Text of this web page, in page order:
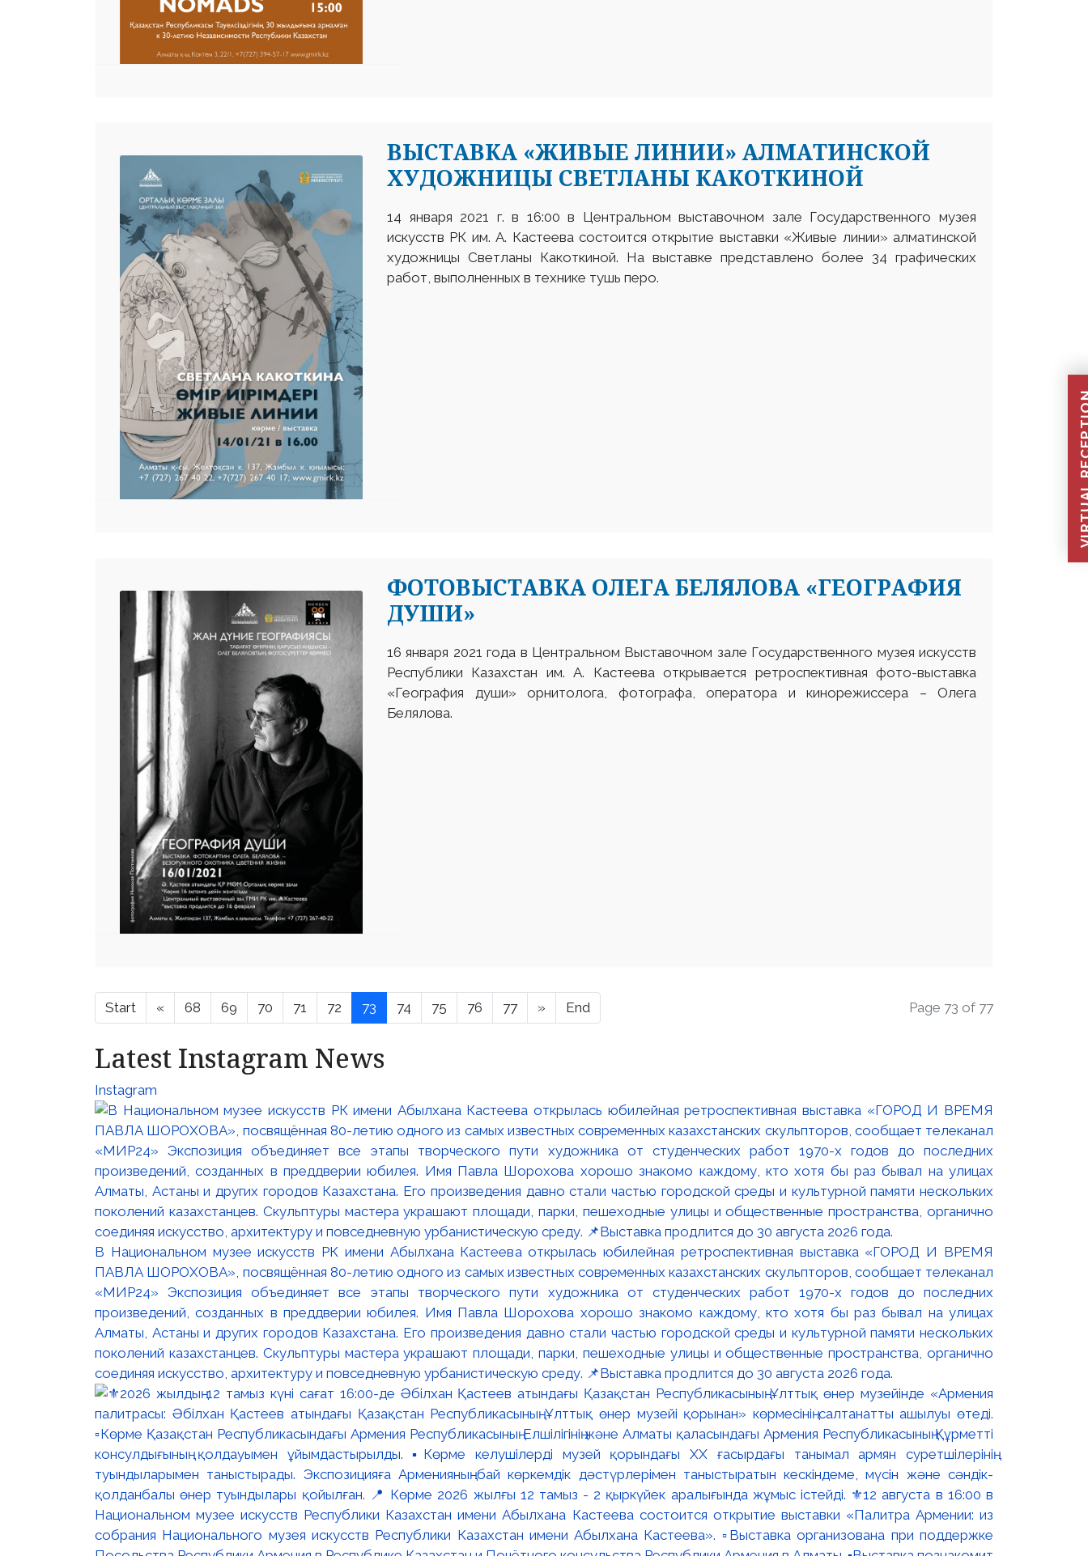
ВЫСТАВКА «ЖИВЫЕ ЛИНИИ» АЛМАТИНСКОЙ
ХУДОЖНИЦЫ СВЕТЛАНЫ КАКОТКИНОЙ
14 января 2021 г. в 16:00 в Центральном выставочном зале Государственного музея
искусств РК им. А. Кастеева состоится открытие выставки «Живые линии» алматинской
художницы Светланы Какоткиной. На выставке представлено более 34 графических
работ, выполненных в технике тушь перо.
ФОТОВЫСТАВКА ОЛЕГА БЕЛЯЛОВА «ГЕОГРАФИЯ
ДУШИ»
16 января 2021 года в Центральном Выставочном зале Государственного музея искусств
Республики Казахстан им. А. Кастеева открывается ретроспективная фото-выставка
«География души» орнитолога, фотографа, оператора и кинорежиссера – Олега
Белялова.
Start « 68 69 70 71 72 73 74 75 76 77 » End Page 73 of 77
Latest Instagram News
Instagram
В Национальном музее искусств РК имени Абылхана Кастеева открылась юбилейная ретроспективная выставка «ГОРОД И ВРЕМЯ
ПАВЛА ШОРОХОВА», посвящённая 80-летию одного из самых известных современных казахстанских скульпторов, сообщает телеканал
«МИР24» Экспозиция объединяет все этапы творческого пути художника от студенческих работ 1970-х годов до последних
произведений, созданных в преддверии юбилея. Имя Павла Шорохова хорошо знакомо каждому, кто хотя бы раз бывал на улицах
Алматы, Астаны и других городов Казахстана. Его произведения давно стали частью городской среды и культурной памяти нескольких
поколений казахстанцев. Скульптуры мастера украшают площади, парки, пешеходные улицы и общественные пространства, органично
соединяя искусство, архитектуру и повседневную урбанистическую среду. 📌Выставка продлится до 30 августа 2026 года.